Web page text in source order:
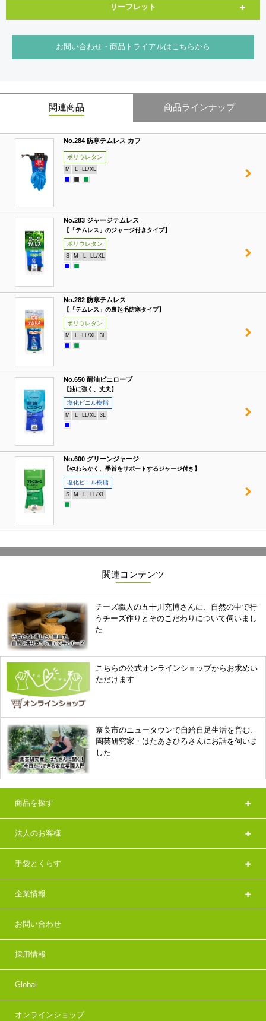
リーフレット
お問い合わせ・商品トライアルはこちらから
関連商品 商品ラインナップ
No.284 防寒テムレス カフ
ポリウレタン
M LL/XL
No.283 ジャージテムレス
【「テムレス」のジャージ付きタイプ】
ポリウレタン
S M LL/XL
No.282 防寒テムレス
【「テムレス」の裏起毛防寒タイプ】
ポリウレタン
M LL/XL 3L
No.650 耐油ビニローブ
【油に強く、丈夫】
塩化ビニル樹脂
M LL/XL 3L
No.600 グリーンジャージ
【やわらかく、手首をサポートするジャージ付き】
塩化ビニル樹脂
S M LL/XL
関連コンテンツ
チーズ職人の五十川充博さんに、自然の中で行
うチーズ作りとそのこだわりについて伺いまし
た
こちらの公式オンラインショップからお求めい
ただけます
奈良市のニュータウンで自給自足生活を営む、
園芸研究家・はたあきひろさんにお話を伺いま
した
商品を探す
法人のお客様
手袋とくらす
企業情報
お問い合わせ
採用情報
Global
オンラインショップ